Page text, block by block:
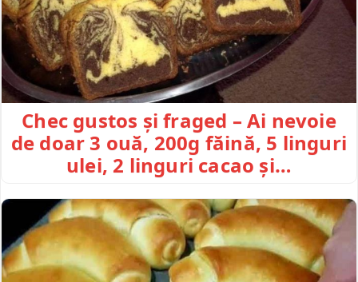
Chec gustos și fraged – Ai nevoie
de doar 3 ouă, 200g făină, 5 linguri
ulei, 2 linguri cacao și…